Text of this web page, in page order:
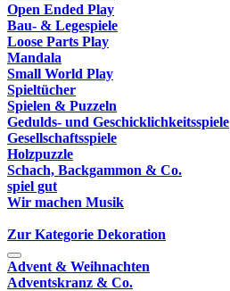
Open Ended Play
Bau- & Legespiele
Loose Parts Play
Mandala
Small World Play
Spieltücher
Spielen & Puzzeln
Gedulds- und Geschicklichkeitsspiele
Gesellschaftsspiele
Holzpuzzle
Schach, Backgammon & Co.
spiel gut
Wir machen Musik
Zur Kategorie Dekoration
Advent & Weihnachten
Adventskranz & Co.